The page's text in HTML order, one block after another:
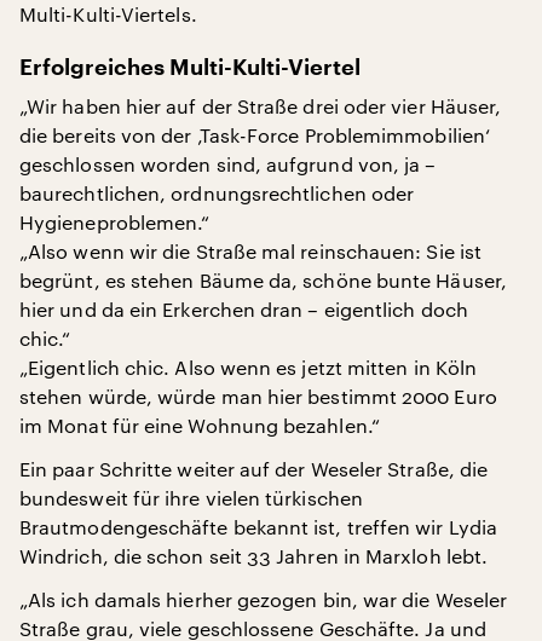
Multi-Kulti-Viertels.
Erfolgreiches Multi-Kulti-Viertel
„Wir haben hier auf der Straße drei oder vier Häuser,
die bereits von der ‚Task-Force Problemimmobilien‘
geschlossen worden sind, aufgrund von, ja –
baurechtlichen, ordnungsrechtlichen oder
Hygieneproblemen.“
„Also wenn wir die Straße mal reinschauen: Sie ist
begrünt, es stehen Bäume da, schöne bunte Häuser,
hier und da ein Erkerchen dran – eigentlich doch
chic.“
„Eigentlich chic. Also wenn es jetzt mitten in Köln
stehen würde, würde man hier bestimmt 2000 Euro
im Monat für eine Wohnung bezahlen.“
Ein paar Schritte weiter auf der Weseler Straße, die
bundesweit für ihre vielen türkischen
Brautmodengeschäfte bekannt ist, treffen wir Lydia
Windrich, die schon seit 33 Jahren in Marxloh lebt.
„Als ich damals hierher gezogen bin, war die Weseler
Straße grau, viele geschlossene Geschäfte. Ja und